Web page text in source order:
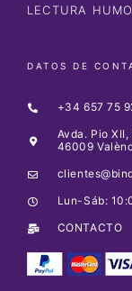
LECTURA
DATOS DE
+34 657 75
Avda. Pio
46009
Lun-Sáb:
CONTACTO